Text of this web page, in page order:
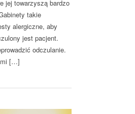
jej towarzyszą bardzo
takie
alergiczne, aby
jest pacjent.
odczulanie.
[…]